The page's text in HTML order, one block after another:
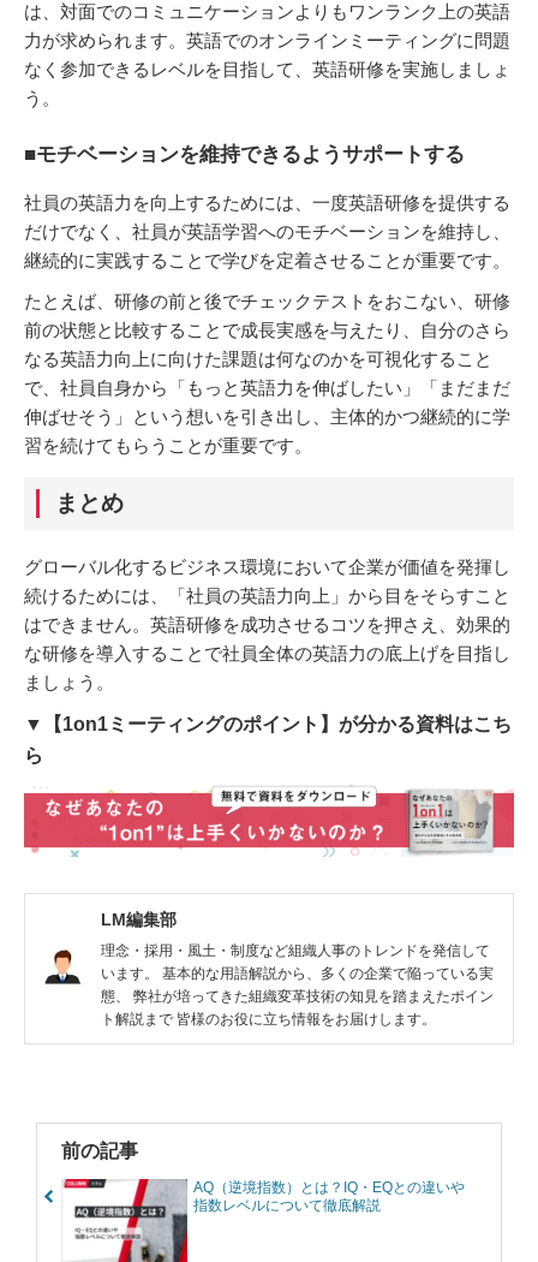
は、対面でのコミュニケーションよりもワンランク上の英語
力が求められます。英語でのオンラインミーティングに問題
なく参加できるレベルを目指して、英語研修を実施しましょ
う。
■モチベーションを維持できるようサポートする
社員の英語力を向上するためには、一度英語研修を提供する
だけでなく、社員が英語学習へのモチベーションを維持し、
継続的に実践することで学びを定着させることが重要です。
たとえば、研修の前と後でチェックテストをおこない、研修
前の状態と比較することで成長実感を与えたり、自分のさら
なる英語力向上に向けた課題は何なのかを可視化すること
で、社員自身から「もっと英語力を伸ばしたい」「まだまだ
伸ばせそう」という想いを引き出し、主体的かつ継続的に学
習を続けてもらうことが重要です。
まとめ
グローバル化するビジネス環境において企業が価値を発揮し
続けるためには、「社員の英語力向上」から目をそらすこと
はできません。英語研修を成功させるコツを押さえ、効果的
な研修を導入することで社員全体の英語力の底上げを目指し
ましょう。
▼【1on1ミーティングのポイント】が分かる資料はこち
ら
LM編集部
理念・採用・風土・制度など組織人事のトレンドを発信して
います。 基本的な用語解説から、多くの企業で陥っている実
態、 弊社が培ってきた組織変革技術の知見を踏まえたポイン
ト解説まで 皆様のお役に立ち情報をお届けします。
前の記事
AQ（逆境指数）とは？IQ・EQとの違いや
指数レベルについて徹底解説